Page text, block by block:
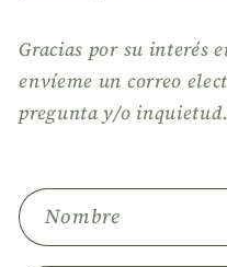
Gracias por su interés
envíeme un correo
pregunta y/o inquietud.
F
o Nombre